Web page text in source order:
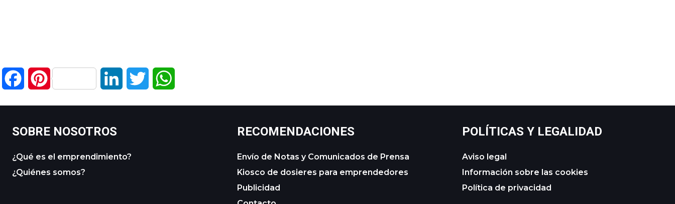
FacebookPinterest LinkedIn Twitter
SOBRE NOSOTROS
¿Qué es el emprendimiento?
¿Quiénes somos?
RECOMENDACIONES
Envío de Notas y Comunicados de Prensa
Kiosco de dosieres para emprendedores
Publicidad
POLÍTICAS Y LEGALIDAD
Aviso legal
Información sobre las cookies
Política de privacidad